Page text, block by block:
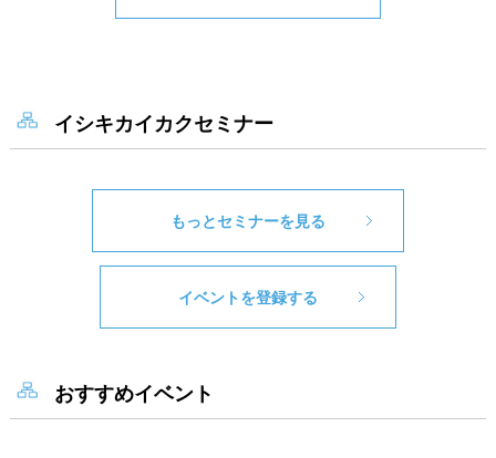
イシキカイカクセミナー
もっとセミナーを見る
イベントを登録する
おすすめイベント